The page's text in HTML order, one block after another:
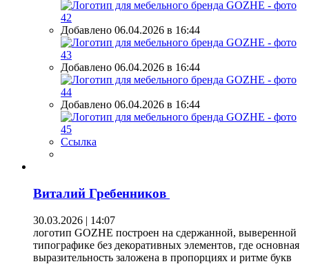
Добавлено 06.04.2026 в 16:44
Добавлено 06.04.2026 в 16:44
Добавлено 06.04.2026 в 16:44
Ссылка
Виталий Гребенников
30.03.2026 | 14:07
логотип GOZHE построен на сдержанной, выверенной
типографике без декоративных элементов, где основная
выразительность заложена в пропорциях и ритме букв